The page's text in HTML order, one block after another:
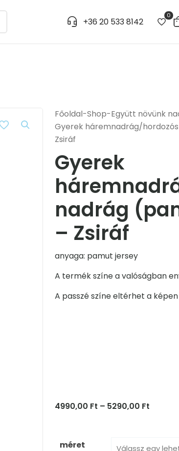
+36 20 533 8142
0
Főoldal-Shop-Együtt növünk
Gyerek háremnadrág/
Zsiráf
Gyerek
nadrág
– Zsiráf
anyaga: pamut jersey
A termék színe a valóságban
A passzé színe eltérhet a
4990,00 Ft – 5290,00 Ft
méret